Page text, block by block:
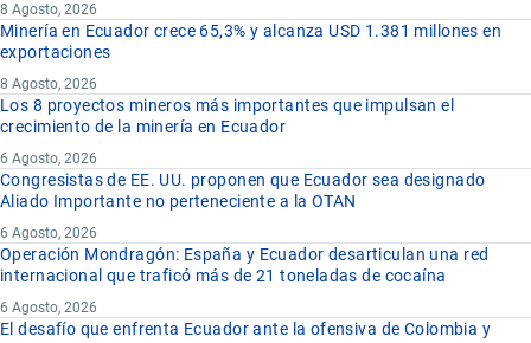
8 Agosto, 2026
Minería en Ecuador crece 65,3% y alcanza USD 1.381 millones en
exportaciones
8 Agosto, 2026
Los 8 proyectos mineros más importantes que impulsan el
crecimiento de la minería en Ecuador
6 Agosto, 2026
Congresistas de EE. UU. proponen que Ecuador sea designado
Aliado Importante no perteneciente a la OTAN
6 Agosto, 2026
Operación Mondragón: España y Ecuador desarticulan una red
internacional que traficó más de 21 toneladas de cocaína
6 Agosto, 2026
El desafío que enfrenta Ecuador ante la ofensiva de Colombia y